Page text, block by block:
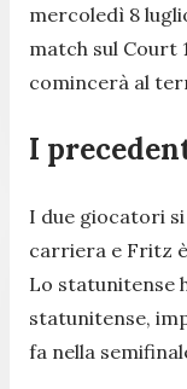
mercoledì 8
match sul Court
comincerà al
I
I due giocatori
carriera e Fritz
Lo statunitense
statunitense,
fa nella